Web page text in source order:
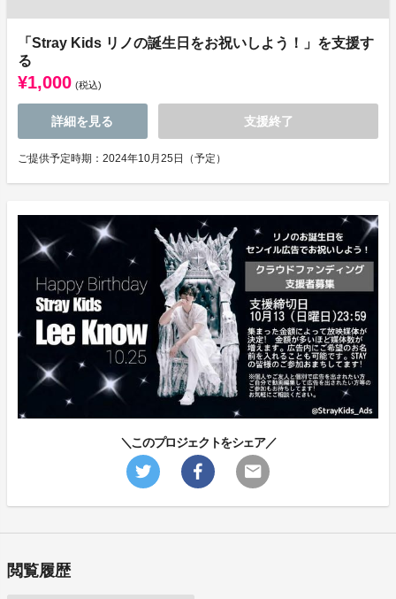
「Stray Kids リノの誕生日をお祝いしよう！」を支援す
る
¥1,000 (税込)
詳細を見る 支援終了
ご提供予定時期：2024年10月25日（予定）
＼このプロジェクトをシェア／
閲覧履歴